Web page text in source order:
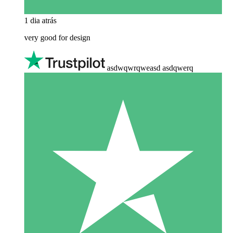
1 dia atrás
very good for design
asdwqwrqweasd asdqwerq